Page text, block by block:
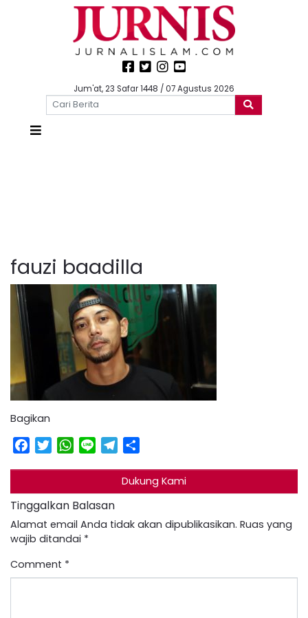
Jum'at, 23 Safar 1448 / 07 Agustus 2026
fauzi baadilla
Bagikan
Facebook
TwitterWhatsApp
Line Telegram
Dukung Kami
Tinggalkan Balasan
Alamat email Anda tidak akan dipublikasikan. Ruas yang
wajib ditandai *
Comment *